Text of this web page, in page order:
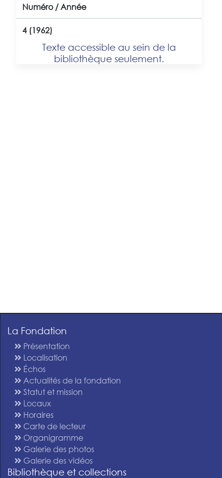
Numéro / Année
4 (1962)
Texte accessible au sein de la
bibliothèque seulement.
La Fondation
Présentation
Localisation
Échos
Actualités de la fondation
Statut et mission
Locaux
Horaires
Carte de lecteur
Organigramme
Galerie des photos
Galerie des vidéos
Bibliothèque et collections